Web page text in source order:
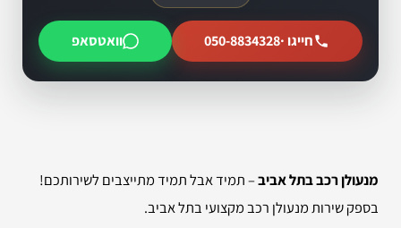
חייגו ·050-8834328 וואטסאפ
מנעולן רכב בתל אביב– תמיד אבל תמיד מתייצבים לשירותכם!
בספק שירות מנעולן רכב מקצועי בתל אביב.